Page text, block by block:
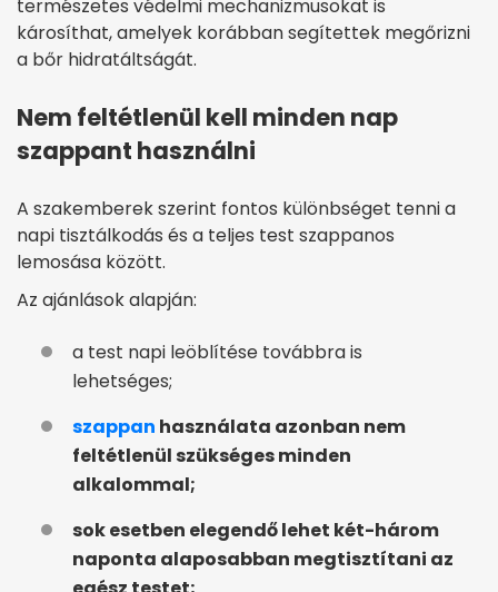
természetes védelmi mechanizmusokat is
károsíthat, amelyek korábban segítettek megőrizni
a bőr hidratáltságát.
Nem feltétlenül kell minden nap
szappant használni
A szakemberek szerint fontos különbséget tenni a
napi tisztálkodás és a teljes test szappanos
lemosása között.
Az ajánlások alapján:
a test napi leöblítése továbbra is
lehetséges;
szappan használata azonban nem
feltétlenül szükséges minden
alkalommal;
sok esetben elegendő lehet két-három
naponta alaposabban megtisztítani az